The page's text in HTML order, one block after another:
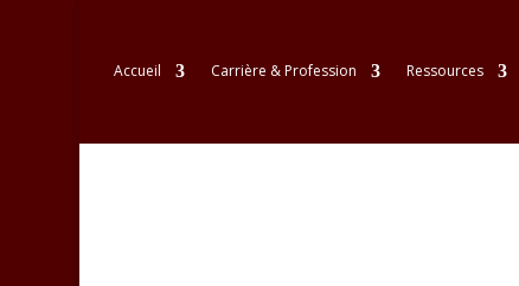
Accueil
Carrière & Profession Ressources